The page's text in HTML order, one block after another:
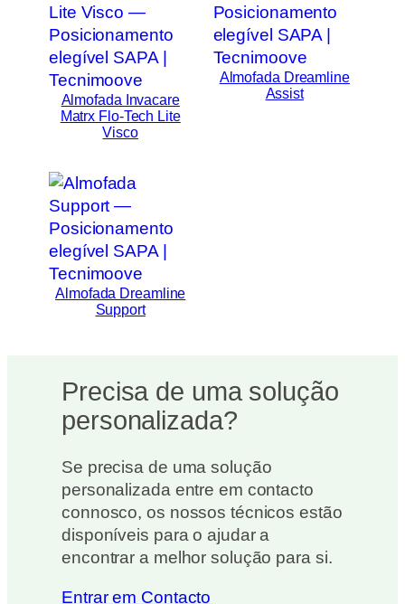
Almofada Invacare
Matrx Flo-Tech Lite
Visco
Almofada Dreamline
Assist
Almofada Dreamline
Support
Precisa de uma solução
personalizada?
Se precisa de uma solução
personalizada entre em contacto
connosco, os nossos técnicos estão
disponíveis para o ajudar a
encontrar a melhor solução para si.
Entrar em Contacto